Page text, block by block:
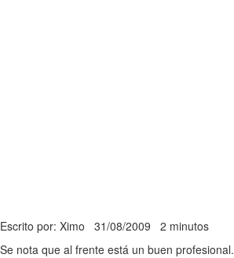
Escrito por: Ximo 31/08/2009 2 minutos
Se nota que al frente está un buen profesional.